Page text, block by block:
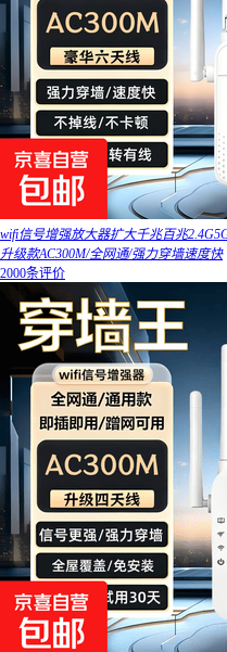
wifi信号增强放大器扩大千兆百兆
升级款AC300M/全网通/强力穿墙速度快
2000条评价